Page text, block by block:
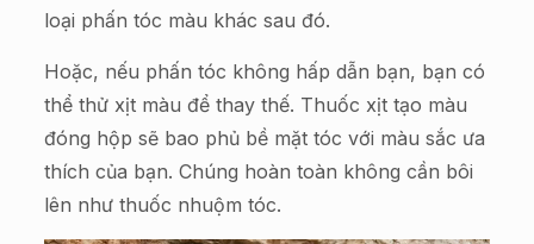
loại phấn tóc màu khác sau đó.
Hoặc, nếu phấn tóc không hấp dẫn bạn, bạn có
thể thử xịt màu để thay thế. Thuốc xịt tạo màu
đóng hộp sẽ bao phủ bề mặt tóc với màu sắc ưa
thích của bạn. Chúng hoàn toàn không cần bôi
lên như thuốc nhuộm tóc.